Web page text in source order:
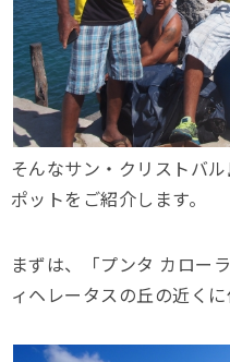
そんなサン・クリストバ
ポットをご紹介します。
まずは、「プンタ カロー
ィヘレータスの丘の近くに